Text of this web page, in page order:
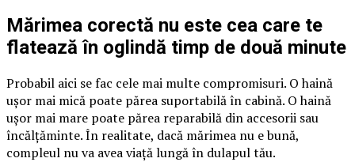
Mărimea corectă nu este cea care te
flatează în oglindă timp de două minute
Probabil aici se fac cele mai multe compromisuri. O haină
ușor mai mică poate părea suportabilă în cabină. O haină
ușor mai mare poate părea reparabilă din accesorii sau
încălțăminte. În realitate, dacă mărimea nu e bună,
compleul nu va avea viață lungă în dulapul tău.